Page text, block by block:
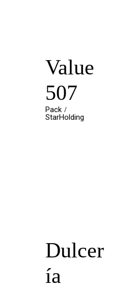
Value
507
Pack
StarHolding
Dulcer
ía